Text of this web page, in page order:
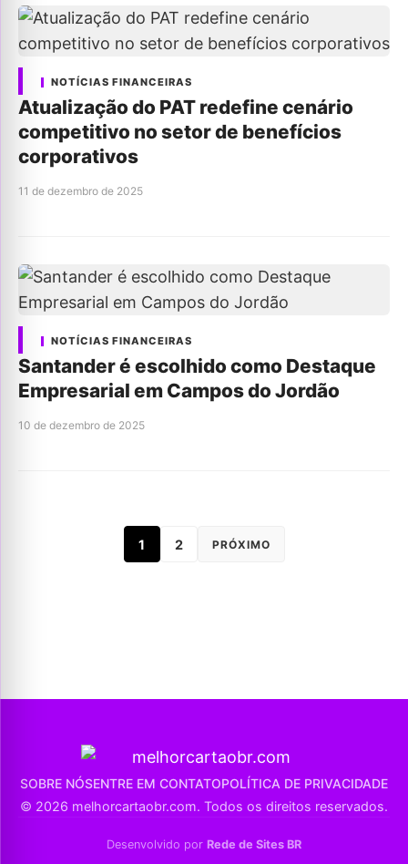
NOTÍCIAS FINANCEIRAS
Atualização do PAT redefine cenário
competitivo no setor de benefícios
corporativos
11 de dezembro de 2025
NOTÍCIAS FINANCEIRAS
Santander é escolhido como Destaque
Empresarial em Campos do Jordão
10 de dezembro de 2025
1 2 PRÓXIMO
SOBRE NÓSENTRE EM CONTATOPOLÍTICA DE PRIVACIDADE
© 2026 melhorcartaobr.com. Todos os direitos reservados.
Desenvolvido por Rede de Sites BR